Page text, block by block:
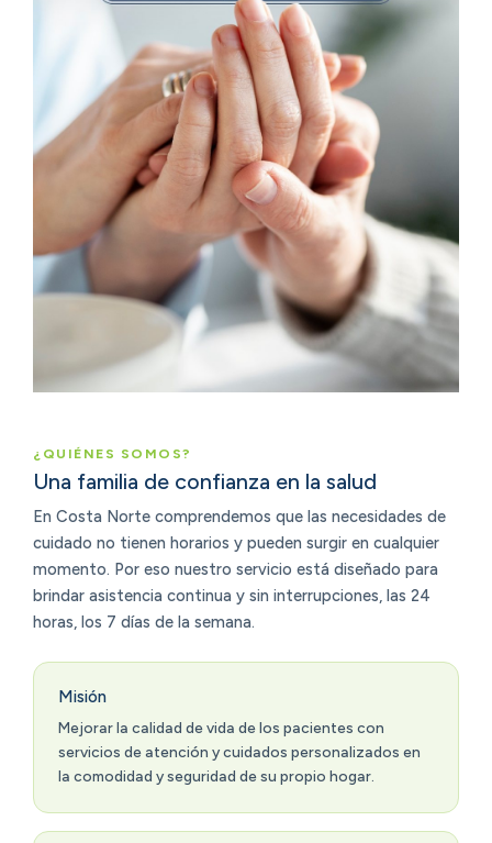
¿QUIÉNES SOMOS?
Una familia de confianza en la salud
En Costa Norte comprendemos que las necesidades de
cuidado no tienen horarios y pueden surgir en cualquier
momento. Por eso nuestro servicio está diseñado para
brindar asistencia continua y sin interrupciones, las 24
horas, los 7 días de la semana.
Misión
Mejorar la calidad de vida de los pacientes con
servicios de atención y cuidados personalizados en
la comodidad y seguridad de su propio hogar.